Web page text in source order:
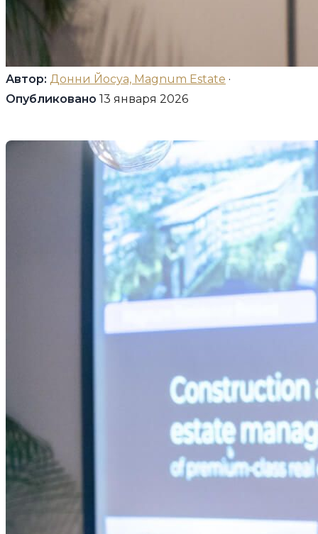
Автор: Донни Йосуа, Magnum Estate ·
Опубликовано 13 января 2026